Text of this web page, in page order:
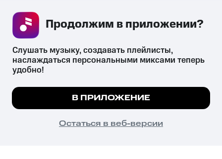
СКАЧАТЬ ПРИЛОЖЕНИЕ
психотропных веществ, их аналогов причиняет вред здоровью,
их незаконный оборот запрещён и влечёт установленную
законодательством ответственность.
© 2026 ООО «КИОН».
Все права защищены
Мы используем куки, чтобы на сайте все
Подробнее
ПОНЯТНО
Слушать музыку, создавать плейлисты,
наслаждаться персональными миксами теперь
удобно!
В ПРИЛОЖЕНИЕ
Остаться в веб-версии